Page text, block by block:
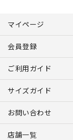
マイページ
会員登録
ご利用ガイド
サイズガイド
お問い合わせ
店舗一覧